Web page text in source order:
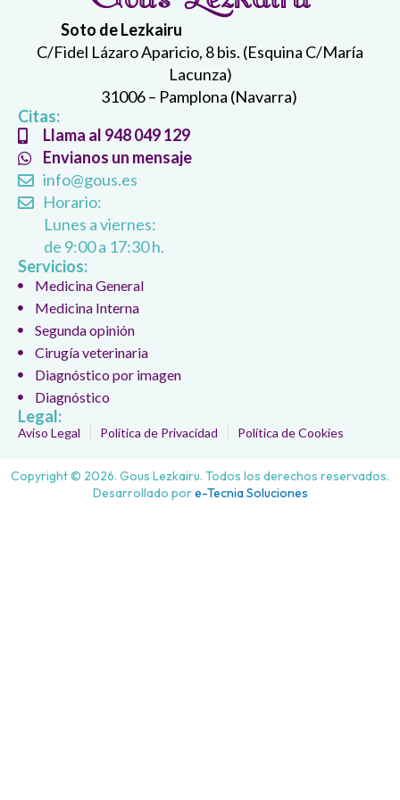
Soto de Lezkairu
C/Fidel Lázaro Aparicio, 8 bis. (Esquina C/María
Lacunza)
31006 – Pamplona (Navarra)
Citas:
Llama al 948 049 129
Envianos un mensaje
info@gous.es
Horario:
Lunes a viernes:
de 9:00 a 17:30 h.
Servicios:
Medicina General
Medicina Interna
Segunda opinión
Cirugía veterinaria
Diagnóstico por imagen
Diagnóstico
Legal:
Aviso Legal Política de Privacidad Política de Cookies
Copyright © 2026. Gous Lezkairu. Todos los derechos reservados.
Desarrollado pore-Tecnia Soluciones